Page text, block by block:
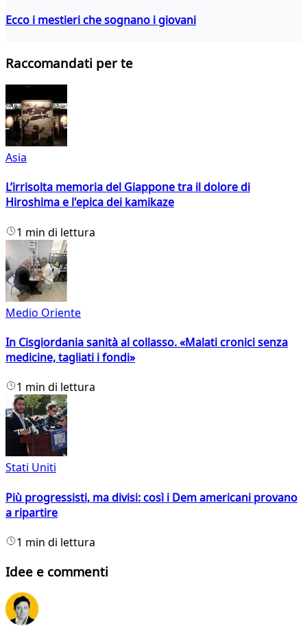
Ecco i mestieri che sognano i giovani
Raccomandati per te
Asia
L’irrisolta memoria del Giappone tra il dolore di
Hiroshima e l'epica dei kamikaze
1 min di lettura
Medio Oriente
In Cisgiordania sanità al collasso. «Malati cronici senza
medicine, tagliati i fondi»
1 min di lettura
Stati Uniti
Più progressisti, ma divisi: così i Dem americani provano
a ripartire
1 min di lettura
Idee e commenti